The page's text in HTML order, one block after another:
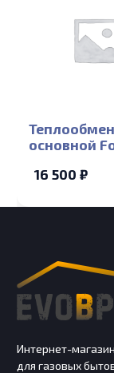
основной
16 500 ₽
Интернет-
для газовых